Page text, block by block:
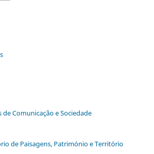
Comunicação e Sociedade
de Paisagens, Património e Território